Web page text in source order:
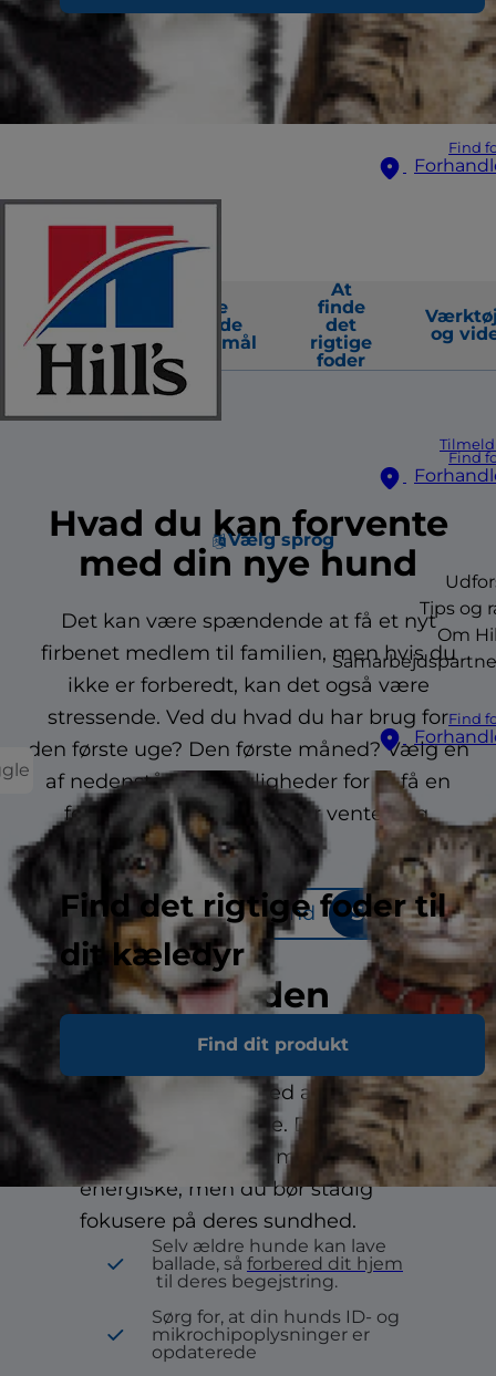
Find
Find
Vælg sprog
Tips og
Om
Find
Find det rigtige foder til
dit kæledyr
Find dit produkt
Hvad du
kan
forvente
Ofte
stillede
spørgsmål
At
finde
det
rigtige
foder
og
Hvad du kan forvente
med din nye hund
Det kan være spændende at få et nyt
firbenet medlem til familien, men hvis du
ikke er forberedt, kan det også være
stressende. Ved du hvad du har brug for
den første uge? Den første måned? Vælg en
af nedenstående muligheder for at få en
fornemmelse af, hvad der venter dig.
Hvalp Voksen hund Senior hund
Inden for den
første uge:
Ældre hunde får med alderen
brug for anden pleje. De vil
sandsynligvis være mindre
energiske, men du bør stadig
fokusere på deres sundhed.
Selv ældre hunde kan lave
ballade, så forbered dit hjem
til deres begejstring.
Sørg for, at din hunds ID- og
mikrochipoplysninger er
opdaterede